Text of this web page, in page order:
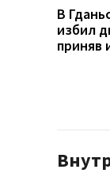
В
избил
приняв